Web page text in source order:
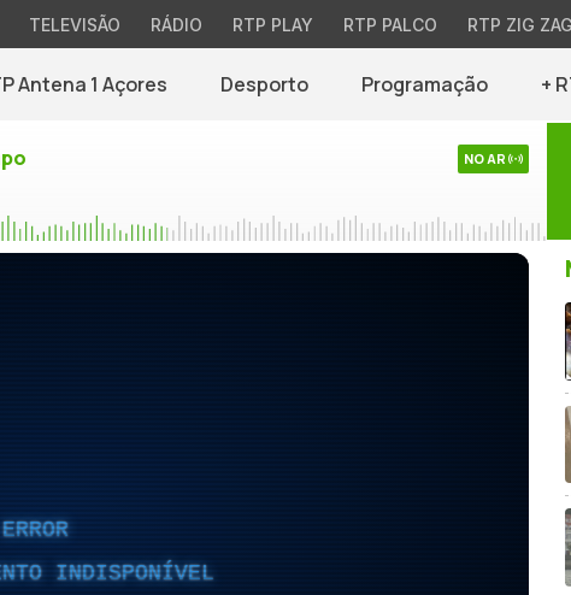
TELEVISÃO RÁDIO RTP PLAY RTP PALCO RTP ZIG ZAG
Antena 1 Açores Desporto Programação +
NO AR
INDISPONÍVEL